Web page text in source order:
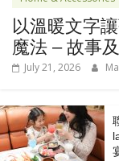
以溫暖文字
魔法 – 故事
July 21, 2026